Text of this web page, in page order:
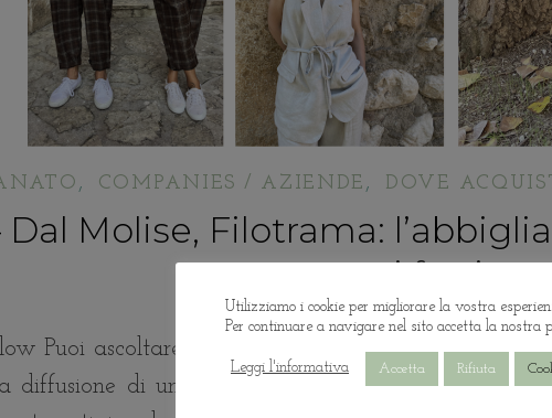
, COMPANIES / AZIENDE , DOVE
Dal Molise, Filotrama:
e punti fatti a
Puoi ascoltare qui l’articolo: Filotrama Brand in
diffusione di una moda alternativa al fast
Utilizziamo i cookie per migliorare la vostra
Per continuare a navigare nel sito accetta la nostra
Leggi l'informativa Accetta Rifiuta